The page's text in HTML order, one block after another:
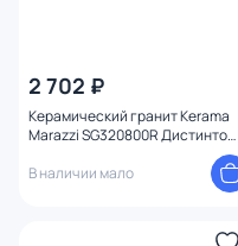
2 702 ₽
Керамический гранит Kerama
Marazzi SG320800R Дистинто
беж темный обрезной 15x60x9
В наличии мало